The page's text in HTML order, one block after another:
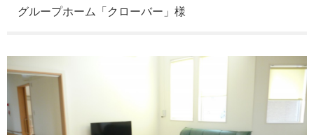
グループホーム「クローバー」様